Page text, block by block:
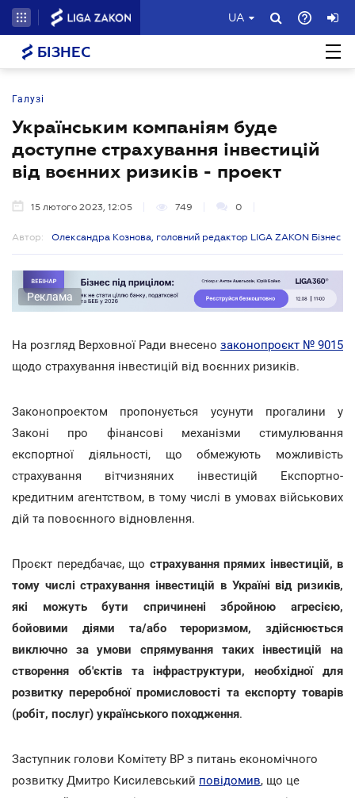
UA
БІЗНЕС
Галузі
Українським компаніям буде
доступне страхування інвестицій
від воєнних ризиків - проект
15 лютого 2023, 12:05 749 0
Автор: Олександра Кознова, головний редактор LIGA ZAKON Бізнес
Реклама
На розгляд Верховної Ради внесено законопроєкт № 9015
щодо страхування інвестицій від воєнних ризиків.
Законопроектом пропонується усунути прогалини у
Законі про фінансові механізми стимулювання
експортної діяльності, що обмежують можливість
страхування вітчизняних інвестицій Експортно-
кредитним агентством, в тому числі в умовах військових
дій та повоєнного відновлення.
Проєкт передбачає, що страхування прямих інвестицій, в
тому числі страхування інвестицій в Україні від ризиків,
які можуть бути спричинені збройною агресією,
бойовими діями та/або тероризмом, здійснюється
виключно за умови спрямування таких інвестицій на
створення об'єктів та інфраструктури, необхідної для
розвитку переробної промисловості та експорту товарів
(робіт, послуг) українського походження.
Заступник голови Комітету ВР з питань економічного
розвитку Дмитро Кисилевський повідомив, що це